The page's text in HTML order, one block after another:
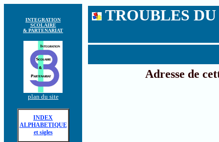
INTEGRATION
SCOLAIRE
& PARTENARIAT
plan du site
INDEX
ALPHABETIQUE
et sigles
TROUBLES
Adresse de